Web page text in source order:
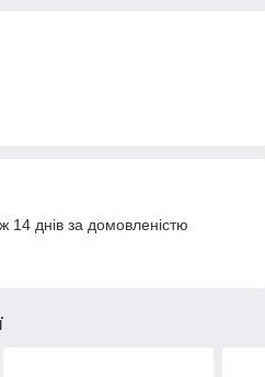
14 днів за домовленістю